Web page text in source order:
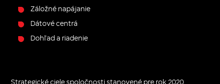
Záložné napájanie
Dátové centrá
Dohľad a riadenie
Strategické ciele spoločnosti stanovené pre rok 2020